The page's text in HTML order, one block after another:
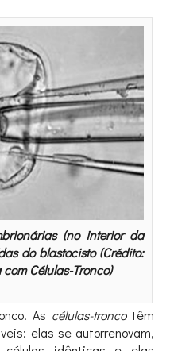
(no interior da
do blastocisto (Crédito:
Células-Tronco)
As células-troncotêm
elas se autorrenovam,